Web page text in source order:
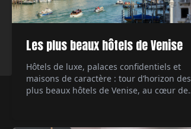
Les plus beaux hôtels de Venise
Hôtels de luxe, palaces confidentiels et
maisons de caractère : tour d’horizon des
plus beaux hôtels de Venise, au cœur de